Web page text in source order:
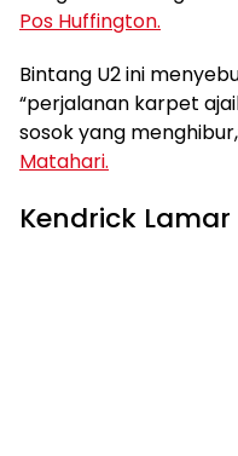
Pos Huffington.
Bintang U2 ini
“perjalanan karpet
sosok yang
Matahari.
Kendrick